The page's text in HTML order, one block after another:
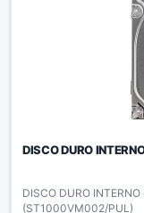
DISCO DURO
DISCO DURO
(ST1000VM002/PUL)